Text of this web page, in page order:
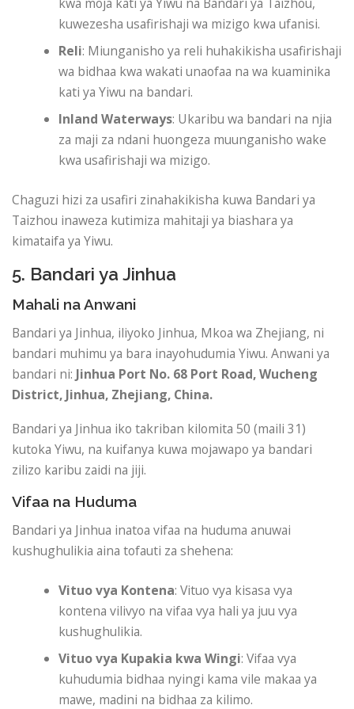
kuwezesha usafirishaji wa mizigo kwa ufanisi.
Reli: Miunganisho ya reli huhakikisha usafirishaji
wa bidhaa kwa wakati unaofaa na wa kuaminika
kati ya Yiwu na bandari.
Inland Waterways: Ukaribu wa bandari na njia
za maji za ndani huongeza muunganisho wake
kwa usafirishaji wa mizigo.
Chaguzi hizi za usafiri zinahakikisha kuwa Bandari ya
Taizhou inaweza kutimiza mahitaji ya biashara ya
kimataifa ya Yiwu.
5. Bandari ya Jinhua
Mahali na Anwani
Bandari ya Jinhua, iliyoko Jinhua, Mkoa wa Zhejiang, ni
bandari muhimu ya bara inayohudumia Yiwu. Anwani ya
bandari ni: Jinhua Port No. 68 Port Road, Wucheng
District, Jinhua, Zhejiang, China.
Bandari ya Jinhua iko takriban kilomita 50 (maili 31)
kutoka Yiwu, na kuifanya kuwa mojawapo ya bandari
zilizo karibu zaidi na jiji.
Vifaa na Huduma
Bandari ya Jinhua inatoa vifaa na huduma anuwai
kushughulikia aina tofauti za shehena:
Vituo vya Kontena: Vituo vya kisasa vya
kontena vilivyo na vifaa vya hali ya juu vya
kushughulikia.
Vituo vya Kupakia kwa Wingi: Vifaa vya
kuhudumia bidhaa nyingi kama vile makaa ya
mawe, madini na bidhaa za kilimo.